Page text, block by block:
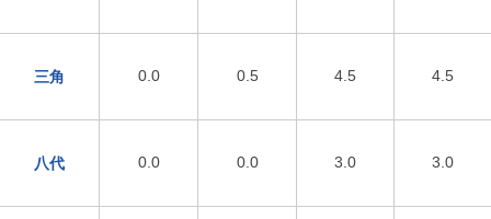
三角 0.0 0.5 4.5 4.5
八代 0.0 0.0 3.0 3.0